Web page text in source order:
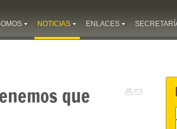
NOTICIAS ENLACES
que